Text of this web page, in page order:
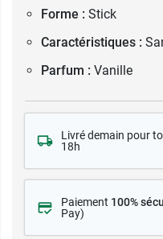
Forme : Stick
Caractéristiques :
Parfum : Vanille
Livré demain pour
18h
Paiement 100%
Pay)